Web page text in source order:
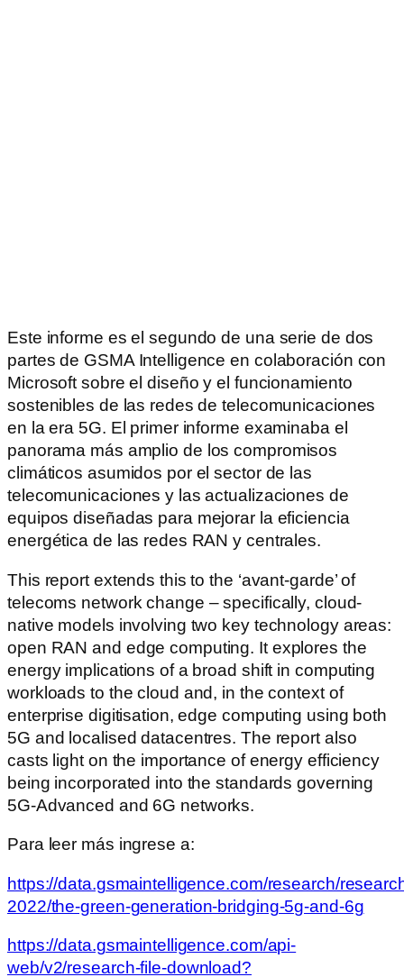
Este informe es el segundo de una serie de dos
partes de GSMA Intelligence en colaboración con
Microsoft sobre el diseño y el funcionamiento
sostenibles de las redes de telecomunicaciones
en la era 5G. El primer informe examinaba el
panorama más amplio de los compromisos
climáticos asumidos por el sector de las
telecomunicaciones y las actualizaciones de
equipos diseñadas para mejorar la eficiencia
energética de las redes RAN y centrales.
This report extends this to the ‘avant-garde’ of
telecoms network change – specifically, cloud-
native models involving two key technology areas:
open RAN and edge computing. It explores the
energy implications of a broad shift in computing
workloads to the cloud and, in the context of
enterprise digitisation, edge computing using both
5G and localised datacentres. The report also
casts light on the importance of energy efficiency
being incorporated into the standards governing
5G-Advanced and 6G networks.
Para leer más ingrese a:
https://data.gsmaintelligence.com/research/
2022/the-green-generation-bridging-5g-and-6g
https://data.gsmaintelligence.com/api-
web/v2/research-file-download?